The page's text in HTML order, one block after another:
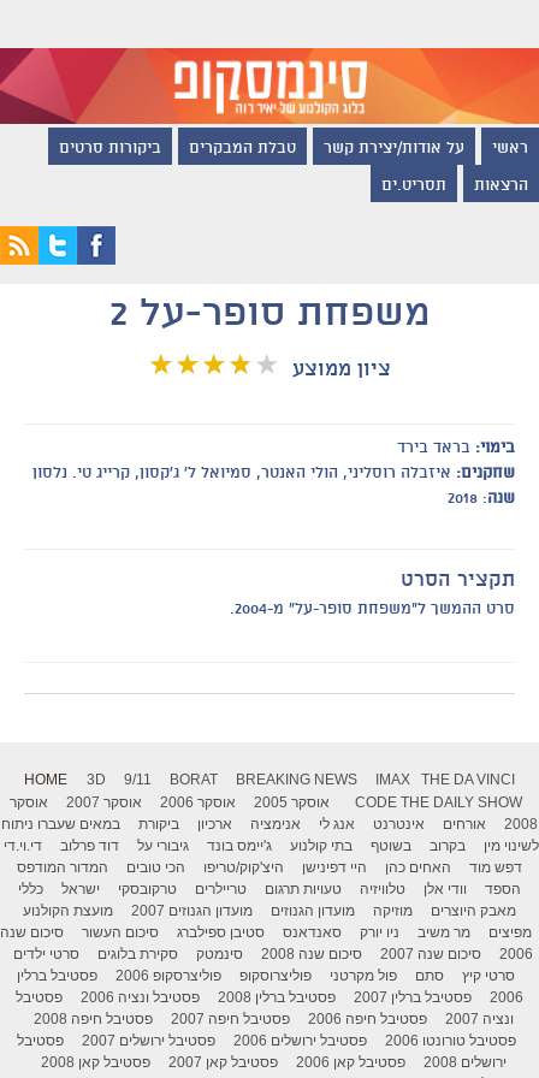
ראשי על אודות/יצירת קשר טבלת המבקרים ביקורות סרטים
הרצאות תסריט.ים
משפחת סופר-על 2
ציון ממוצע
בימוי: בראד בירד
שחקנים: איזבלה רוסליני, הולי האנטר, סמיואל ל' ג'קסון, קרייג טי. נלסון
שנה: 2018
תקציר הסרט
סרט ההמשך ל"משפחת סופר-על" מ-2004.
HOME 3D 9/11 BORAT BREAKING NEWS IMAX
THE DA VINCI
CODE THE DAILY SHOW אוסקר 2005 אוסקר 2006 אוסקר 2007
אוסקר
2008
אורחים אינטרנט אנג לי אנימציה ארכיון ביקורת
במאים שעברו ניתוח
לשינוי מין
בקרוב בשוטף בתי קולנוע ג'יימס בונד גיבורי על דוד פרלוב
די.וי.די
דפש מוד
האחים כהן היי דפינישן היצ'קוק/טריפו הכי טובים
המדור המודפס
הספד
וודי אלן טלוויזיה טעויות תרגום טריילרים טרקובסקי ישראל
כללי
מאבק היוצרים
מוזיקה מועדון הגנוזים מועדון הגנוזים 2007
מועצת הקולנוע
מפיצים
מר משיב ניו יורק סאנדאנס סטיבן ספילברג סיכום העשור
סיכום שנה
2006
סיכום שנה 2007 סיכום שנה 2008 סינמטק סקירת בלוגים
סרטי ילדים
סרטי קיץ
סתם פול מקרטני פוליצרוסקופ פוליצרסקופ 2006
פסטיבל ברלין
2006
פסטיבל ברלין 2007 פסטיבל ברלין 2008 פסטיבל ונציה 2006
פסטיבל
ונציה 2007
פסטיבל חיפה 2006 פסטיבל חיפה 2007
פסטיבל חיפה 2008
פסטיבל טורונטו 2006
פסטיבל ירושלים 2006 פסטיבל ירושלים 2007
פסטיבל
ירושלים 2008
פסטיבל קאן 2006 פסטיבל קאן 2007
פסטיבל קאן 2008